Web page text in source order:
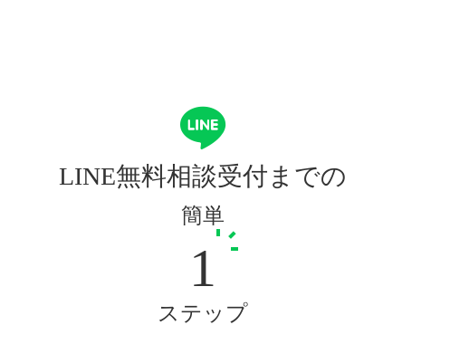
LINE無料相談受付までの
簡単
1
ステップ